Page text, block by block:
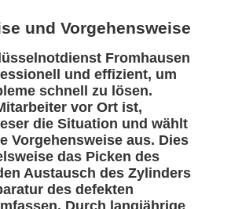
und Vorgehensweise
Fromhausen
und effizient, um
schnell zu lösen.
vor Ort ist,
die Situation und wählt
Vorgehensweise aus. Dies
das Picken des
Austausch des Zylinders
des defekten